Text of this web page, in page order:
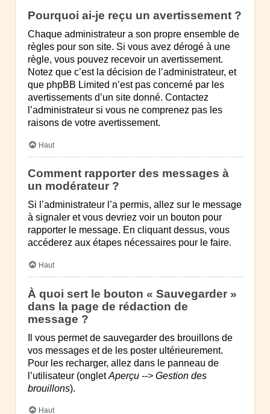
Pourquoi ai-je reçu un avertissement ?
Chaque administrateur a son propre ensemble de
règles pour son site. Si vous avez dérogé à une
règle, vous pouvez recevoir un avertissement.
Notez que c’est la décision de l’administrateur, et
que phpBB Limited n’est pas concerné par les
avertissements d’un site donné. Contactez
l’administrateur si vous ne comprenez pas les
raisons de votre avertissement.
Haut
Comment rapporter des messages à
un modérateur ?
Si l’administrateur l’a permis, allez sur le message
à signaler et vous devriez voir un bouton pour
rapporter le message. En cliquant dessus, vous
accéderez aux étapes nécessaires pour le faire.
Haut
À quoi sert le bouton « Sauvegarder »
dans la page de rédaction de
message ?
Il vous permet de sauvegarder des brouillons de
vos messages et de les poster ultérieurement.
Pour les recharger, allez dans le panneau de
l’utilisateur (ongletAperçu --> Gestion des
brouillons).
Haut